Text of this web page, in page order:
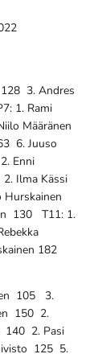
3. Andres
1. Rami
Määränen
6. Juuso
Enni
Ilma Kässi
130 T11: 1.
182
105 3.
150 2.
140 2. Pasi
125 5.